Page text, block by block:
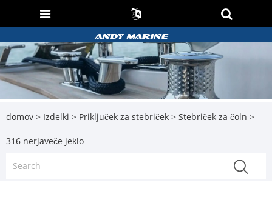
domov > Izdelki > Priključek za stebriček > Stebriček za čoln >
316 nerjaveče jeklo